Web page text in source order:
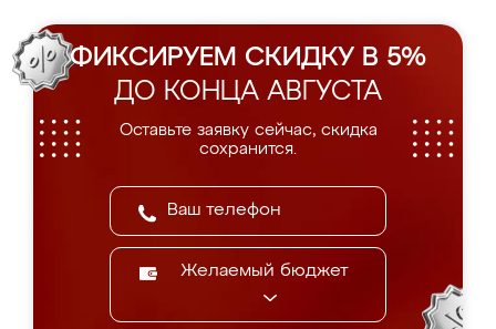
ФИКСИРУЕМ СКИДКУ В 5%
ДО КОНЦА АВГУСТА
Оставьте заявку сейчас, скидка
сохранится.
Желаемый бюджет